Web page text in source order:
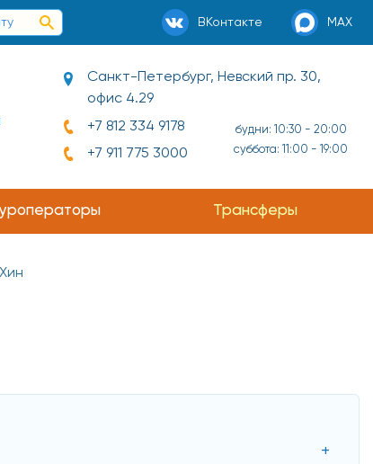
ВКонтакте MAX
Санкт-Петербург, Невский пр. 30,
офис 4.29
+7 812 334 9178
+7 911 775 3000
будни: 10:30 - 20:00
суббота: 11:00 - 19:00
Трансферы